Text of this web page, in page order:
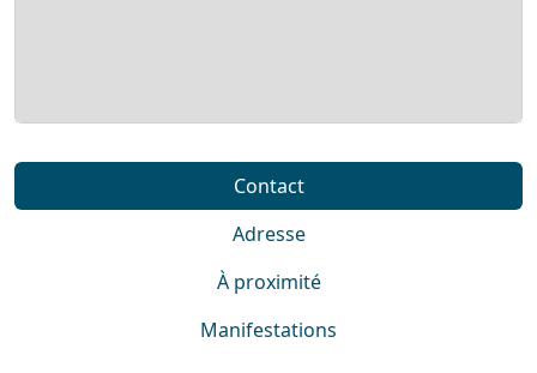
Contact
Adresse
À proximité
Manifestations